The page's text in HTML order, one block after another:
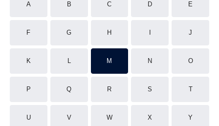
A B C D E
F G H J
K L M N O
P Q R S T
U V W X Y